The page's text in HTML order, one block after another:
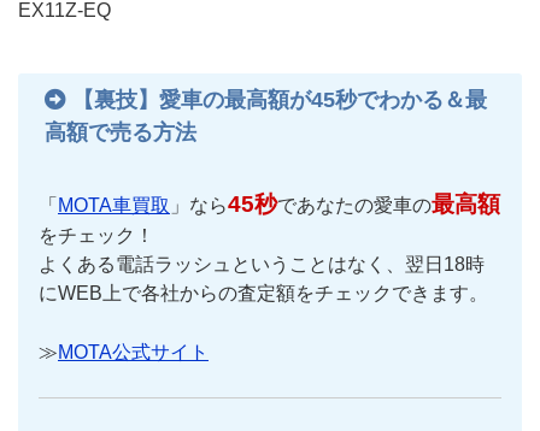
EX11Z-EQ
【裏技】愛車の最高額が45秒でわかる＆最
高額で売る方法
「 MOTA車買取 」なら45秒であなたの愛車の最高額
をチェック！
よくある電話ラッシュということはなく、翌日18時
にWEB上で各社からの査定額をチェックできます。
≫MOTA公式サイト